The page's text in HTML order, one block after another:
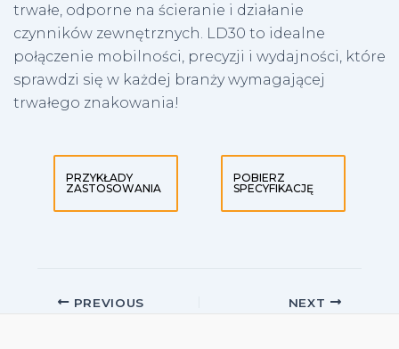
trwałe, odporne na ścieranie i działanie
czynników zewnętrznych. LD30 to idealne
połączenie mobilności, precyzji i wydajności, które
sprawdzi się w każdej branży wymagającej
trwałego znakowania!
PRZYKŁADY
ZASTOSOWANIA
POBIERZ
SPECYFIKACJĘ
Post PREVIOUS NEXT